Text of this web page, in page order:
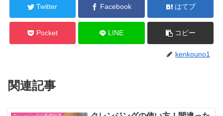
Twitter Facebook はてブ
Pocket LINE コピー
kenkouno1
関連記事